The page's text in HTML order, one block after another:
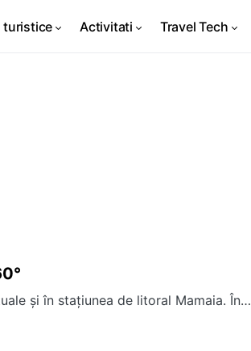
turistice Activitati Travel Tech
şi în staţiunea de litoral Mamaia. În…